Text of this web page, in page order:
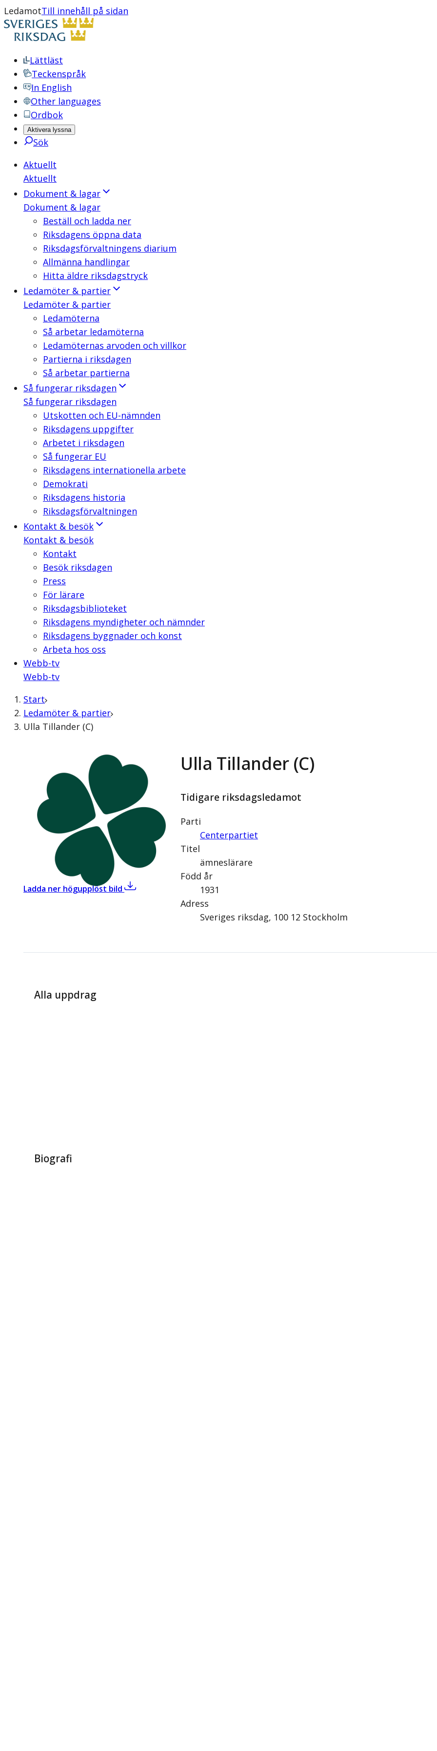
LedamotTill innehåll på sidan
Lättläst
Teckenspråk
In English
Other languages
Ordbok
Aktivera lyssna
Sök
Aktuellt
Aktuellt
Dokument & lagar
Dokument & lagar
Beställ och ladda ner
Riksdagens öppna data
Riksdagsförvaltningens diarium
Allmänna handlingar
Hitta äldre riksdagstryck
Ledamöter & partier
Ledamöter & partier
Ledamöterna
Så arbetar ledamöterna
Ledamöternas arvoden och villkor
Partierna i riksdagen
Så arbetar partierna
Så fungerar riksdagen
Så fungerar riksdagen
Utskotten och EU-nämnden
Riksdagens uppgifter
Arbetet i riksdagen
Så fungerar EU
Riksdagens internationella arbete
Demokrati
Riksdagens historia
Riksdagsförvaltningen
Kontakt & besök
Kontakt & besök
Kontakt
Besök riksdagen
Press
För lärare
Riksdagsbiblioteket
Riksdagens myndigheter och nämnder
Riksdagens byggnader och konst
Arbeta hos oss
Webb-tv
Webb-tv
Start
Ledamöter & partier
Ulla Tillander (C)
Ladda ner högupplöst bild ,Ulla Tillander (C)
Ulla Tillander (C)
Tidigare riksdagsledamot
Parti
Centerpartiet
Titel
ämneslärare
Född år
1931
Adress
Sveriges riksdag, 100 12 Stockholm
Alla uppdrag
Biografi